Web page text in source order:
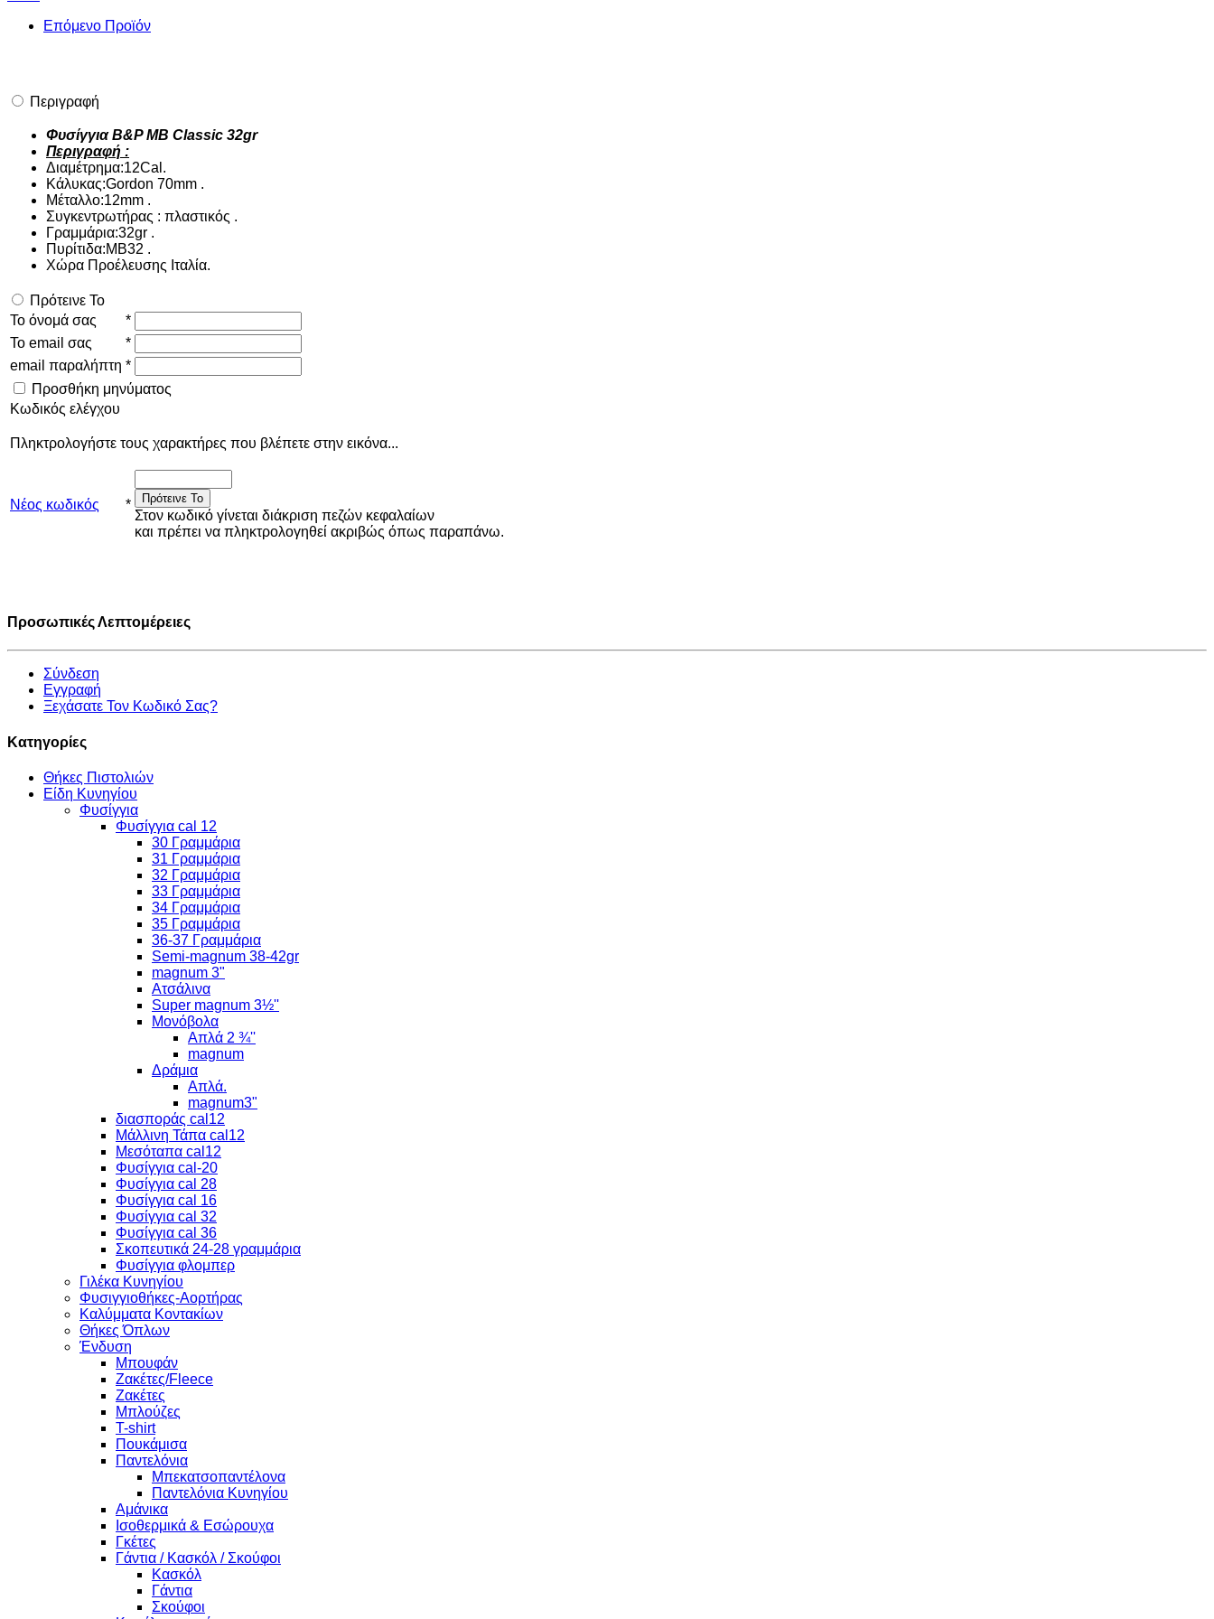
Επόμενο Προϊόν
Περιγραφή
Φυσίγγια B&P MB Classic 32gr
Περιγραφή :
Διαμέτρημα:12Cal.
Κάλυκας:Gordon 70mm .
Μέταλλο:12mm .
Συγκεντρωτήρας : πλαστικός .
Γραμμάρια:32gr .
Πυρίτιδα:MB32 .
Χώρα Προέλευσης Ιταλία.
Πρότεινε Το
Το όνομά σας
*
Το email σας
*
email παραλήπτη *
Προσθήκη μηνύματος
Κωδικός ελέγχου
Πληκτρολογήστε τους χαρακτήρες που βλέπετε στην εικόνα...
Νέος κωδικός * Πρότεινε Το
Στον κωδικό γίνεται διάκριση πεζών κεφαλαίων
και πρέπει να πληκτρολογηθεί ακριβώς όπως παραπάνω.
Προσωπικές Λεπτομέρειες
Σύνδεση
Εγγραφή
Ξεχάσατε Τον Κωδικό Σας?
Κατηγορίες
Θήκες Πιστολιών
Είδη Κυνηγίου
Φυσίγγια
Φυσίγγια cal 12
30 Γραμμάρια
31 Γραμμάρια
32 Γραμμάρια
33 Γραμμάρια
34 Γραμμάρια
35 Γραμμάρια
36-37 Γραμμάρια
Semi-magnum 38-42gr
magnum 3"
Ατσάλινα
Super magnum 3½''
Μονόβολα
Απλά 2 ¾''
magnum
Δράμια
Απλά.
magnum3"
διασποράς cal12
Μάλλινη Τάπα cal12
Μεσόταπα cal12
Φυσίγγια cal-20
Φυσίγγια cal 28
Φυσίγγια cal 16
Φυσίγγια cal 32
Φυσίγγια cal 36
Σκοπευτικά 24-28 γραμμάρια
Φυσίγγια φλομπερ
Γιλέκα Κυνηγίου
Φυσιγγιοθήκες-Αορτήρας
Καλύμματα Κοντακίων
Θήκες Όπλων
Ένδυση
Μπουφάν
Ζακέτες/Fleece
Ζακέτες
Μπλούζες
T-shirt
Πουκάμισα
Παντελόνια
Μπεκατσοπαντέλονα
Παντελόνια Κυνηγίου
Αμάνικα
Ισοθερμικά & Εσώρουχα
Γκέτες
Γάντια / Κασκόλ / Σκούφοι
Κασκόλ
Γάντια
Σκούφοι